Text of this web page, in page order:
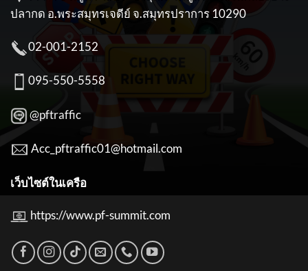
ปลากด อ.พระสมุทรเจดีย์ จ.สมุทรปราการ 10290
02-001-2152
095-550-5558
@pftraffic
Acc_pftraffic01@hotmail.com
เว็บไซต์ในเครือ
https://www.pf-summit.com